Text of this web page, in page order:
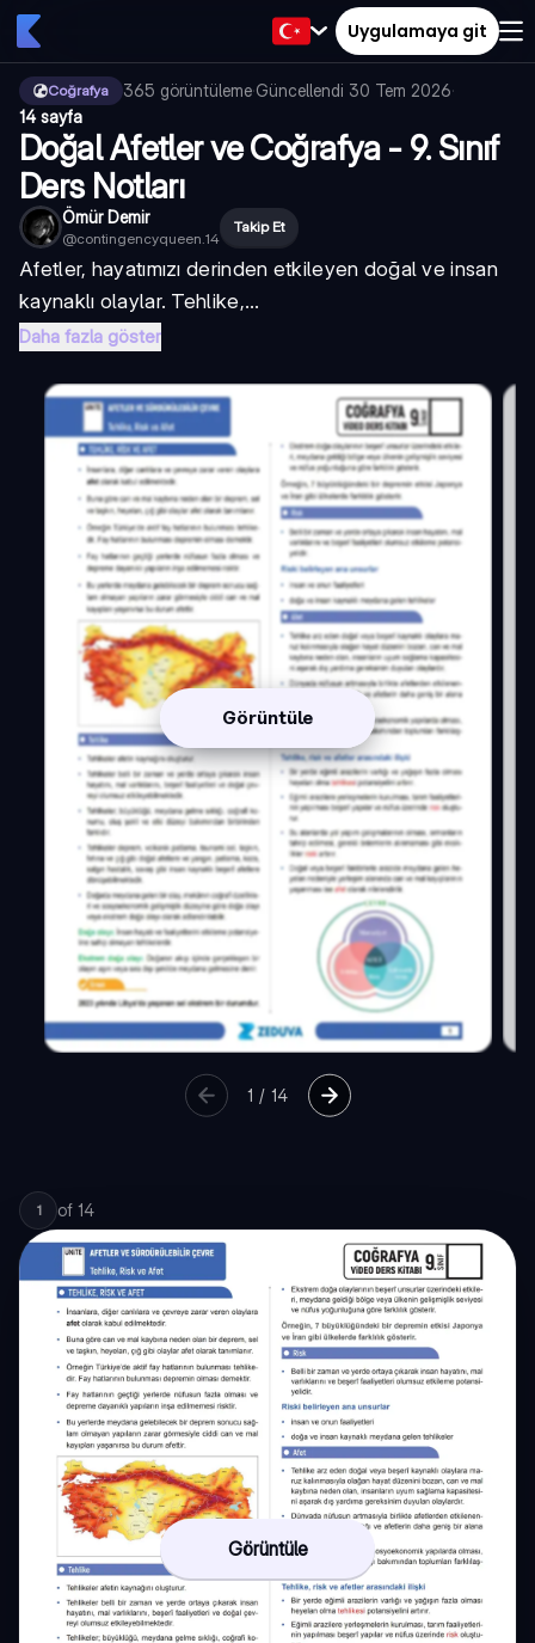
Uygulamaya git
Coğrafya 365 görüntüleme·Güncellendi 30 Tem 2026·
14 sayfa
Doğal Afetler ve Coğrafya - 9. Sınıf
Ders Notları
Ömür Demir
@contingencyqueen.14
Takip Et
Afetler, hayatımızı derinden etkileyen doğal ve insan
kaynaklı olaylar. Tehlike,...
Daha fazla göster
Görüntüle
1 / 14
1 of 14
Görüntüle